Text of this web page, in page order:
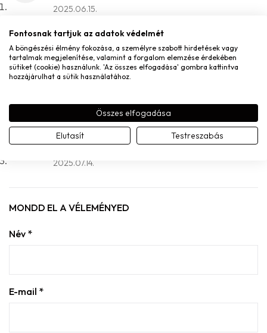
2025.06.15.
E
Eszter Jánvári– 2025.07.12.
C
Csillag Árgyelán– 2025.07.14.
2025.07.14.
MONDD EL A VÉLEMÉNYED
Név *
E-mail *
Fontosnak tartjuk az adatok védelmét
A böngészési élmény fokozása, a személyre szabott hirdetések vagy
tartalmak megjelenítése, valamint a forgalom elemzése érdekében
sütiket (cookie) használunk. 'Az összes elfogadása' gombra kattintva
hozzájárulhat a sütik használatához.
Összes elfogadása
Elutasít Testreszabás